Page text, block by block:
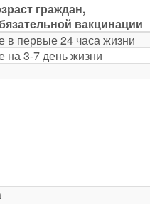
граждан,
вакцинации
первые 24 часа жизни
3-7 день жизни